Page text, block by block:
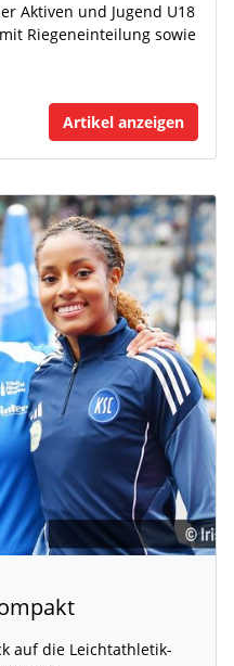
Aktiven und Jugend U18
Riegeneinteilung sowie
Artikel anzeigen
auf die Leichtathletik-